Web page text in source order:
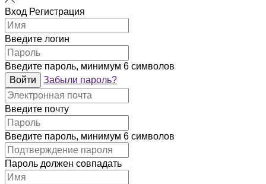
Вход Регистрация
Введите логин
Введите пароль, минимум 6 символов
Войти
Забыли пароль?
Введите почту
Введите пароль, минимум 6 символов
Пароль должен совпадать